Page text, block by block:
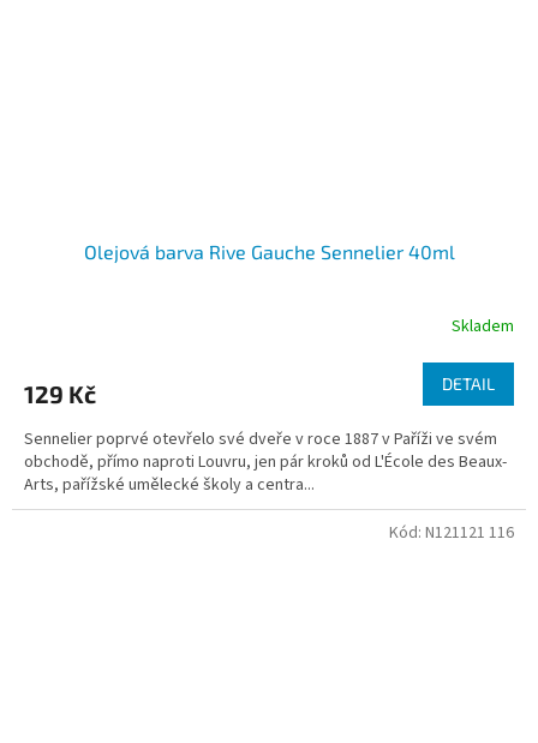
Olejová barva Rive Gauche Sennelier 40ml
Skladem
129 Kč DETAIL
Sennelier poprvé otevřelo své dveře v roce 1887 v Paříži ve svém
obchodě, přímo naproti Louvru, jen pár kroků od L'École des Beaux-
Arts, pařížské umělecké školy a centra...
Kód: N121121 116